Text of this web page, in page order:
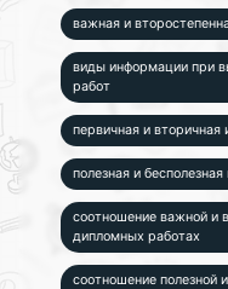
важная и
виды информации при
работ
первичная и
полезная и
соотношение важной и
дипломных работах
соотношение полезной